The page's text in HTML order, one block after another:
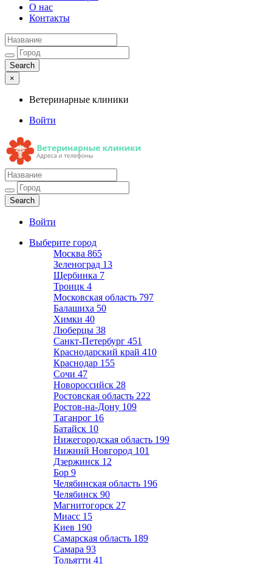
О нас
Контакты
×
Ветеринарные клиники
Войти
Ветеринарные клиники
Адреса и телефоны
Войти
Выберите город
Москва 865
Зеленоград 13
Щербинка 7
Троицк 4
Московская область 797
Балашиха 50
Химки 40
Люберцы 38
Санкт-Петербург 451
Краснодарский край 410
Краснодар 155
Сочи 47
Новороссийск 28
Ростовская область 222
Ростов-на-Дону 109
Таганрог 16
Батайск 10
Нижегородская область 199
Нижний Новгород 101
Дзержинск 12
Бор 9
Челябинская область 196
Челябинск 90
Магнитогорск 27
Миасс 15
Киев 190
Самарская область 189
Самара 93
Тольятти 41